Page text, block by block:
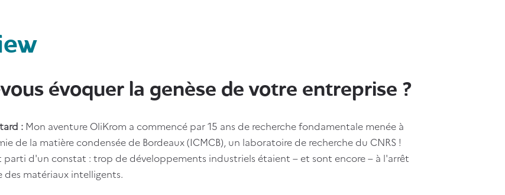
évoquer la genèse de votre entreprise ?
: Mon aventure OliKrom a commencé par 15 ans de recherche fondamentale menée à
de la matière condensée de Bordeaux (ICMCB), un laboratoire de recherche du CNRS !
parti d'un constat : trop de développements industriels étaient – et sont encore – à l'arrêt
des matériaux intelligents.